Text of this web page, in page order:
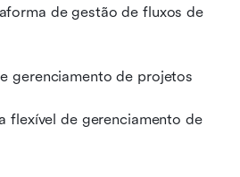
de gestão de fluxos de
gerenciamento de projetos
flexível de gerenciamento de